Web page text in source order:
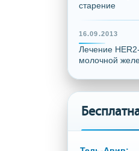
старение
16.09.2013
Лечение
молочной